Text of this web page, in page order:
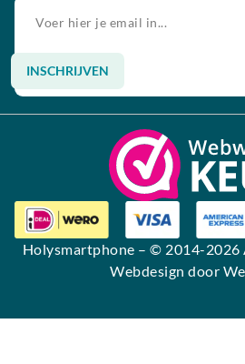
INSCHRIJVEN
Alternative:
Holysmartphone – © 2014-2026
Webdesign door